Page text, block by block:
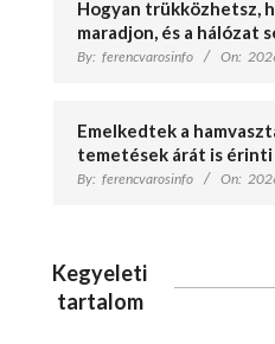
Hogyan trükközhetsz,
maradjon, és a hálózat
By: ferencvarosinfo On:
Emelkedtek a
temetések árát is érinti
By: ferencvarosinfo On:
Kegyeleti
tartalom